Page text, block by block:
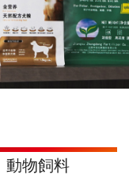
動物飼料